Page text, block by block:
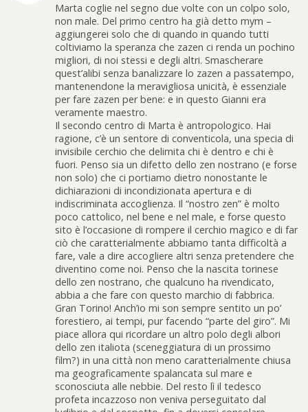
Marta coglie nel segno due volte con un colpo solo,
non male. Del primo centro ha già detto mym –
aggiungerei solo che di quando in quando tutti
coltiviamo la speranza che zazen ci renda un pochino
migliori, di noi stessi e degli altri. Smascherare
quest’alibi senza banalizzare lo zazen a passatempo,
mantenendone la meravigliosa unicità, è essenziale
per fare zazen per bene: e in questo Gianni era
veramente maestro.
Il secondo centro di Marta è antropologico. Hai
ragione, c’è un sentore di conventicola, una specia di
invisibile cerchio che delimita chi è dentro e chi è
fuori. Penso sia un difetto dello zen nostrano (e forse
non solo) che ci portiamo dietro nonostante le
dichiarazioni di incondizionata apertura e di
indiscriminata accoglienza. Il “nostro zen” è molto
poco cattolico, nel bene e nel male, e forse questo
sito è l’occasione di rompere il cerchio magico e di far
ciò che caratterialmente abbiamo tanta difficoltà a
fare, vale a dire accogliere altri senza pretendere che
diventino come noi. Penso che la nascita torinese
dello zen nostrano, che qualcuno ha rivendicato,
abbia a che fare con questo marchio di fabbrica.
Gran Torino! Anch’io mi son sempre sentito un po’
forestiero, ai tempi, pur facendo “parte del giro”. Mi
piace allora qui ricordare un altro polo degli albori
dello zen italiota (sceneggiatura di un prossimo
film?) in una città non meno caratterialmente chiusa
ma geograficamente spalancata sul mare e
sconosciuta alle nebbie. Del resto lì il tedesco
profeta incazzoso non veniva perseguitato dal